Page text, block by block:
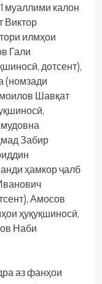
муаллими калон
Виктор
илмҳои
Гали
дотсент),
(номзади
Шавқат
Забир
ҳамкор ҷалб
Амосов
ҳуқуқшиносӣ,
Наби
аз фанҳои